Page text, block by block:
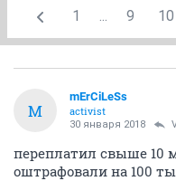
1 ... 9 10
M
mErCiLeSs
activist
30 января 2018
переплатил свыше 10
оштрафовали на 100